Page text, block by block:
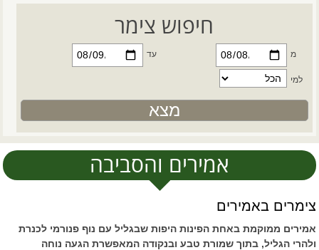
חיפוש צימר
מ עד
למי
אמירים והסביבה
צימרים באמירים
אמירים ממוקמת באחת הפינות היפות שבגליל עם נוף פנורמי לכנרת
ולהרי הגליל, בתוך שמורת טבע ובנקודה המאפשרת הגעה נוחה